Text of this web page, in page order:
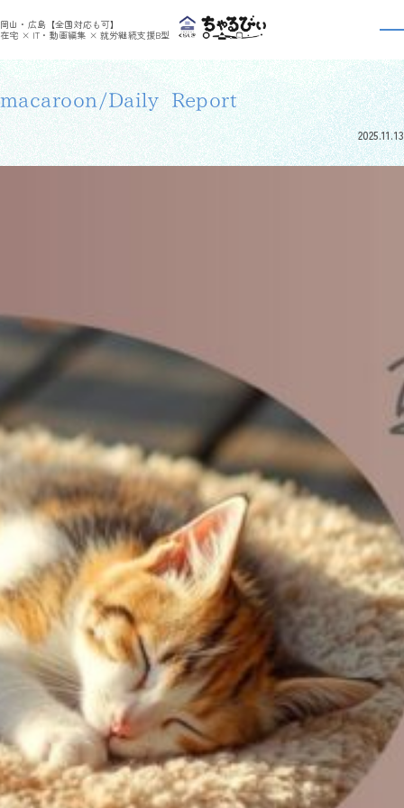
岡山・広島【全国対応も可】
在宅 × IT・動画編集 × 就労継続支援B型
利用者さんの日報 >macaroon/Daily Report
利用者さんの日報
macaroon/Daily Report
2025.11.13